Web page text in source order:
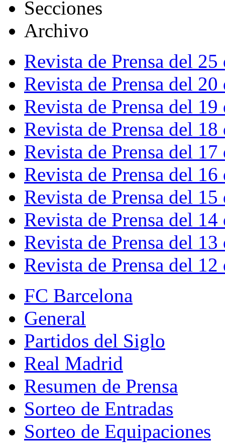
Secciones
Archivo
Revista de Prensa del
Revista de Prensa del
Revista de Prensa del
Revista de Prensa del
Revista de Prensa del
Revista de Prensa del
Revista de Prensa del
Revista de Prensa del
Revista de Prensa del
Revista de Prensa del
FC Barcelona
General
Partidos del Siglo
Real Madrid
Resumen de Prensa
Sorteo de Entradas
Sorteo de Equipaciones